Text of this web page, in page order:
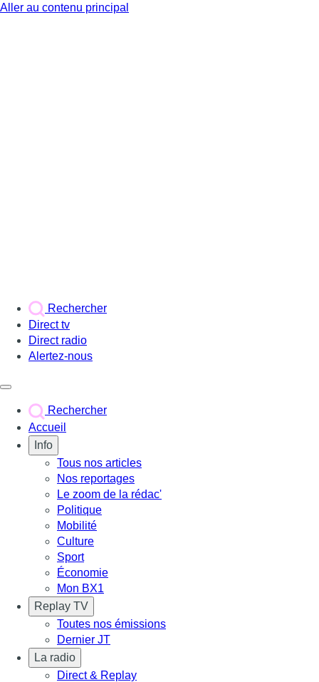
Aller au contenu principal
Rechercher
Direct tv
Direct radio
Alertez-nous
Rechercher
Accueil
Info
Tous nos articles
Nos reportages
Le zoom de la rédac'
Politique
Mobilité
Culture
Sport
Économie
Mon BX1
Replay TV
Toutes nos émissions
Dernier JT
La radio
Direct & Replay